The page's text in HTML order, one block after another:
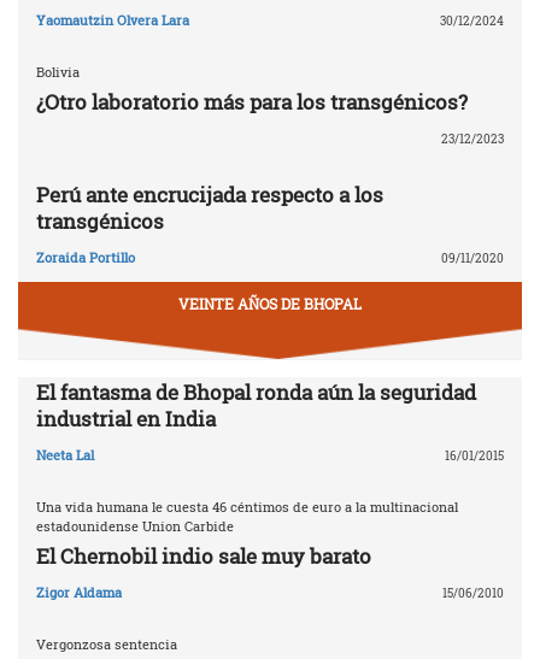
Yaomautzin Olvera Lara 30/12/2024
Bolivia
¿Otro laboratorio más para los transgénicos?
23/12/2023
Perú ante encrucijada respecto a los
transgénicos
Zoraida Portillo 09/11/2020
VEINTE AÑOS DE BHOPAL
El fantasma de Bhopal ronda aún la seguridad
industrial en India
Neeta Lal 16/01/2015
Una vida humana le cuesta 46 céntimos de euro a la multinacional
estadounidense Union Carbide
El Chernobil indio sale muy barato
Zigor Aldama 15/06/2010
Vergonzosa sentencia